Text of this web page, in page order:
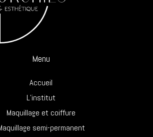
Menu
Accueil
L’institut
Maquillage et coiffure
semi-permanent